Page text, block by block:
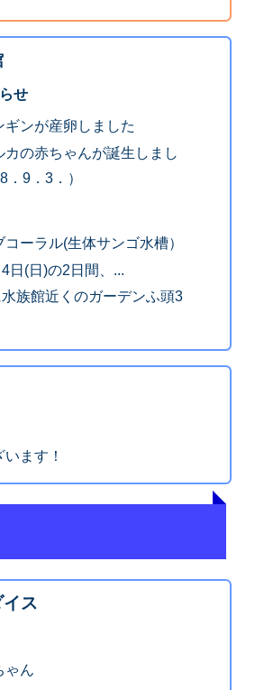
せ
ギンが産卵しました
カの赤ちゃんが誕生しまし
．9．3．）
ーラル(生体サンゴ水槽）
日(日)の2日間、...
族館近くのガーデンふ頭3
ます！
ス
ゃん